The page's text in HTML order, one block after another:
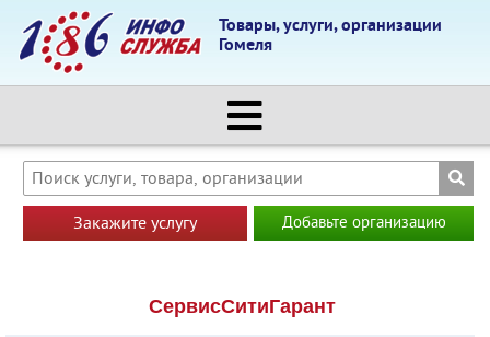
Товары, услуги, организации
Гомеля
Закажите услугу Добавьте организацию
СервисСитиГарант